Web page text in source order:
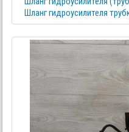
Шланг гидроусилителя